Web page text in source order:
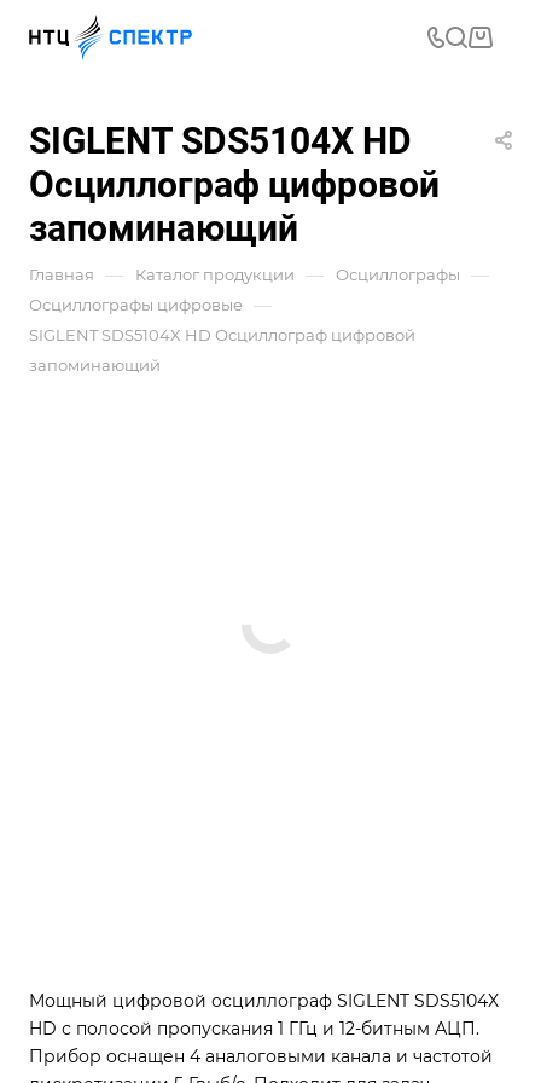
SIGLENT SDS5104X HD
Осциллограф цифровой
запоминающий
Главная — Каталог продукции — Осциллографы —
Осциллографы цифровые —
SIGLENT SDS5104X HD Осциллограф цифровой
запоминающий
Мощный цифровой осциллограф SIGLENT SDS5104X
HD с полосой пропускания 1 ГГц и 12-битным АЦП.
Прибор оснащен 4 аналоговыми канала и частотой